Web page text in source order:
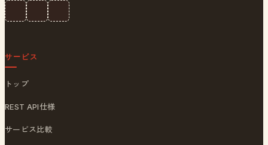
サービス
トップ
REST API仕様
サービス比較